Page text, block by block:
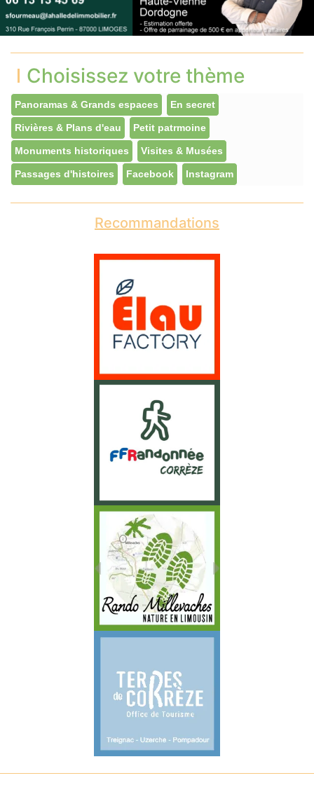
Choisissez votre thème
Panoramas & Grands espaces En secret
Rivières & Plans d'eau Petit patrmoine
Monuments historiques Visites & Musées
Passages d'histoires Facebook Instagram
Recommandations